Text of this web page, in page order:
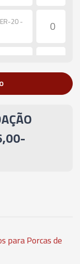
20 -
20 -
ER-20 -
20 -
20 -
ER-20 -
para Porcas de